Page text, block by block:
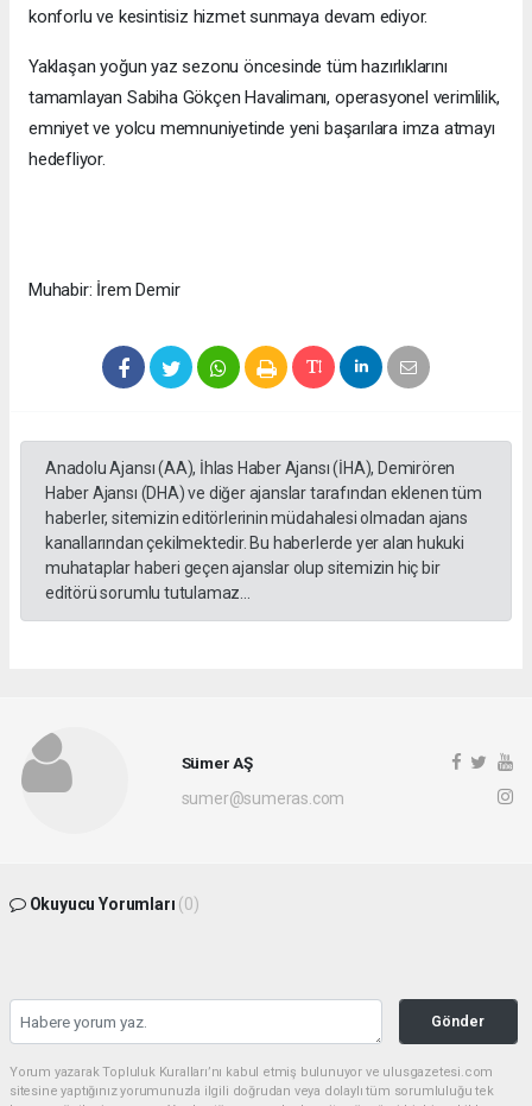
konforlu ve kesintisiz hizmet sunmaya devam ediyor.
Yaklaşan yoğun yaz sezonu öncesinde tüm hazırlıklarını
tamamlayan Sabiha Gökçen Havalimanı, operasyonel verimlilik,
emniyet ve yolcu memnuniyetinde yeni başarılara imza atmayı
hedefliyor.​​​​​​​
Muhabir: İrem Demir
Anadolu Ajansı (AA), İhlas Haber Ajansı (İHA), Demirören
Haber Ajansı (DHA) ve diğer ajanslar tarafından eklenen tüm
haberler, sitemizin editörlerinin müdahalesi olmadan ajans
kanallarından çekilmektedir. Bu haberlerde yer alan hukuki
muhataplar haberi geçen ajanslar olup sitemizin hiç bir
editörü sorumlu tutulamaz...
Sümer AŞ
sumer@sumeras.com
Okuyucu Yorumları (0)
Gönder
Yorum yazarak Topluluk Kuralları’nı kabul etmiş bulunuyor ve ulusgazetesi.com
sitesine yaptığınız yorumunuzla ilgili doğrudan veya dolaylı tüm sorumluluğu tek